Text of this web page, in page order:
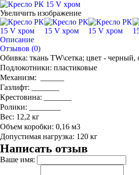
Увеличить изображение
Описание
Отзывов (0)
Обивка: ткань TW\сетка; цвет -
Подлокотники: пластиковые
Механизм: ______
Газлифт: _______
Крестовина: _______
Ролики: ________
Вес: 12,2 кг
Объем коробки: 0,16 м3
Допустимая нагрузка: 120 кг
Написать отзыв
Ваше имя: